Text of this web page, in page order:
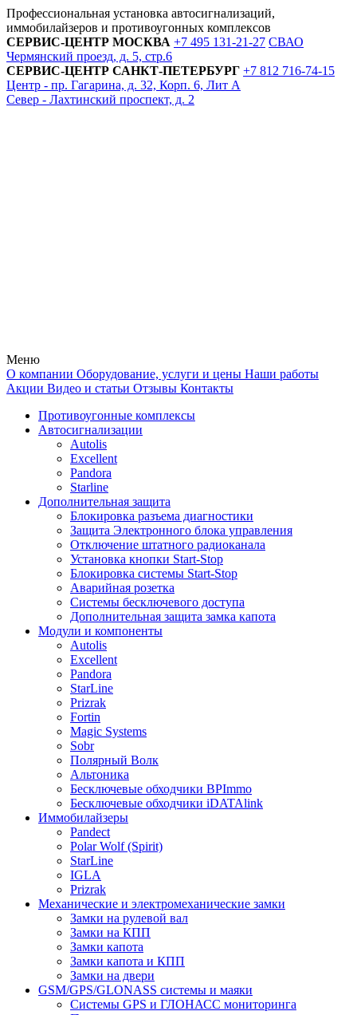
Профессиональная установка автосигнализаций,
иммобилайзеров и противоугонных комплексов
СЕРВИС-ЦЕНТР МОСКВА +7 495 131-21-27 СВАО
Чермянский проезд, д. 5, стр.6
СЕРВИС-ЦЕНТР САНКТ-ПЕТЕРБУРГ +7 812 716-74-15
Центр - пр. Гагарина, д. 32, Корп. 6, Лит А
Север - Лахтинский проспект, д. 2
Меню
О компании Оборудование, услуги и цены Наши работы
Акции Видео и статьи Отзывы Контакты
Противоугонные комплексы
Автосигнализации
Autolis
Excellent
Pandora
Starline
Дополнительная защита
Блокировка разъема диагностики
Защита Электронного блока управления
Отключение штатного радиоканала
Установка кнопки Start-Stop
Блокировка системы Start-Stop
Аварийная розетка
Системы бесключевого доступа
Дополнительная защита замка капота
Модули и компоненты
Autolis
Excellent
Pandora
StarLine
Prizrak
Fortin
Magic Systems
Sobr
Полярный Волк
Альтоника
Бесключевые обходчики BPImmo
Бесключевые обходчики iDATAlink
Иммобилайзеры
Pandect
Polar Wolf (Spirit)
StarLine
IGLA
Prizrak
Механические и электромеханические замки
Замки на рулевой вал
Замки на КПП
Замки капота
Замки капота и КПП
Замки на двери
GSM/GPS/GLONASS системы и маяки
Системы GPS и ГЛОНАСС мониторинга